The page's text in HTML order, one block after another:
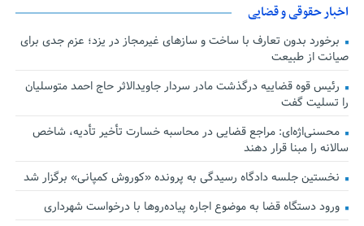
اخبار حقوقی و قضایی
برخورد بدون تعارف با ساخت‌ و سازهای غیرمجاز در یزد؛ عزم جدی برای
صیانت از طبیعت
رئیس قوه قضاییه درگذشت مادر سردار جاویدالاثر حاج احمد متوسلیان
را تسلیت گفت
محسنی‌اژه‌ای: مراجع قضایی در محاسبه خسارت تأخیر تأدیه، شاخص
سالانه را مبنا قرار دهند
نخستین جلسه دادگاه رسیدگی به پرونده «کوروش کمپانی» برگزار شد
ورود دستگاه قضا به موضوع اجاره پیاده‌روها با درخواست شهرداری